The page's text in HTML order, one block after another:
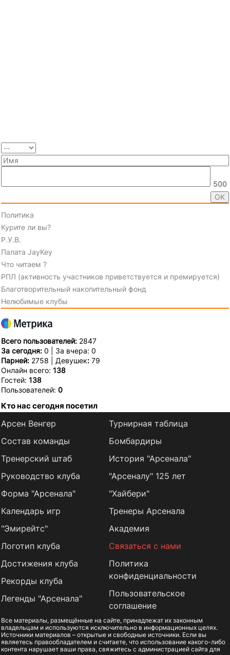
500
Политика
Курите ли вы?
Р.У.В.
Палата JayKey
Что читаем ?
РПЛ (активность участников приветствуется и премируется)
Благотворительный накопительный фонд
Нелюбимые клубы
Всего пользователей: 2847
За сегодня: 0 | За вчера: 0
Парней: 2758 | Девушек: 79
Онлайн всего: 138
Гостей: 138
Пользователей: 0
Кто нас сегодня посетил
Арсен Венгер
Состав команды
Тренерский штаб
Руководство клуба
Форма "Арсенала"
Календарь игр
Турнирная таблица
Бомбардиры
История "Арсенала"
"Арсеналу" 125 лет
"Хайбери"
Тренеры Арсенала
"Эмирейтс"
Логотип клуба
Достижения клуба
Рекорды клуба
Легенды "Арсенала"
Академия
Связаться с нами
Политика
конфиденциальности
Пользовательское
соглашение
Все материалы, размещённые на сайте, принадлежат их законным
владельцам и используются исключительно в информационных целях.
Источники материалов – открытые и свободные источники. Если вы
являетесь правообладателем и считаете, что использование какого-либо
контента нарушает ваши права, свяжитесь с администрацией сайта для